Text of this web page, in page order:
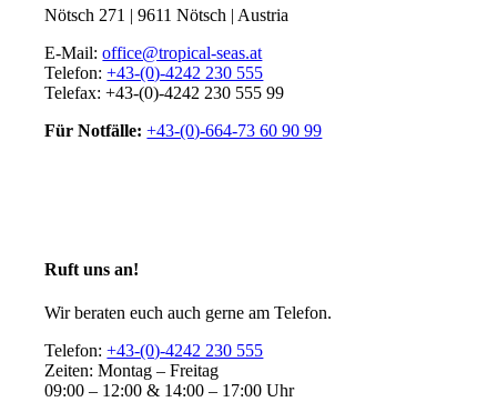
Nötsch 271 | 9611 Nötsch | Austria
E-Mail:office@tropical-seas.at
Telefon:+43-(0)-4242 230 555
Telefax: +43-(0)-4242 230 555 99
Für Notfälle: +43-(0)-664-73 60 90 99
Ruft uns an!
Wir beraten euch auch gerne am Telefon.
Telefon:+43-(0)-4242 230 555
Zeiten: Montag – Freitag
09:00 – 12:00 & 14:00 – 17:00 Uhr